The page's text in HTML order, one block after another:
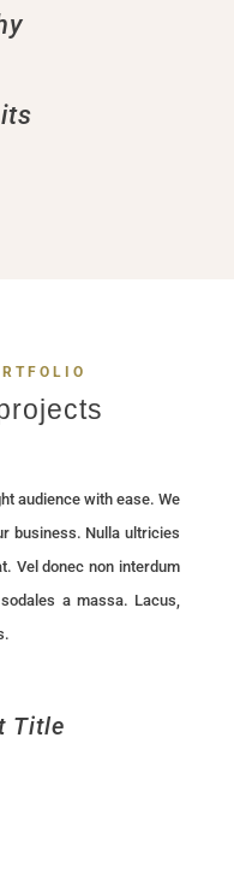
audience with ease. We
business. Nulla ultricies
Vel donec non interdum
a massa. Lacus,
Title